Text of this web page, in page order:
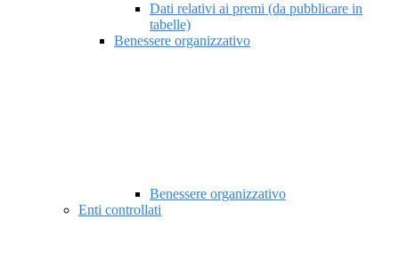
Dati relativi ai premi (da pubblicare in
tabelle)
Benessere organizzativo
Benessere organizzativo
Enti controllati